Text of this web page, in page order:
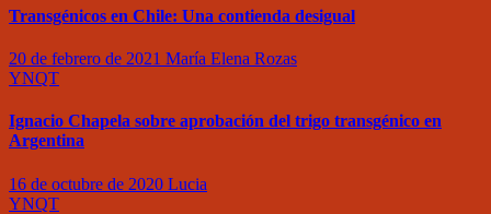
Transgénicos en Chile: Una contienda desigual
20 de febrero de 2021 María Elena Rozas
YNQT
Ignacio Chapela sobre aprobación del trigo transgénico en
Argentina
16 de octubre de 2020 Lucia
YNQT